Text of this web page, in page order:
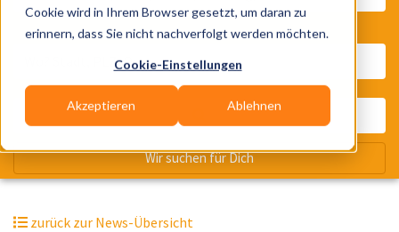
Cookie wird in Ihrem Browser gesetzt, um daran zu
erinnern, dass Sie nicht nachverfolgt werden möchten.
Cookie-Einstellungen
Akzeptieren Ablehnen
zurück zur News-Übersicht
Wo? Stadt, PLZ, Ort
Wir suchen für Dich